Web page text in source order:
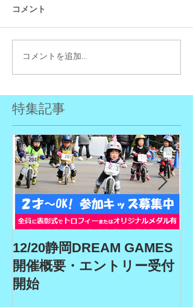
コメント
コメントを追加…
特集記事
12/20静岡DREAM GAMES
開催概要・エントリー受付
開始